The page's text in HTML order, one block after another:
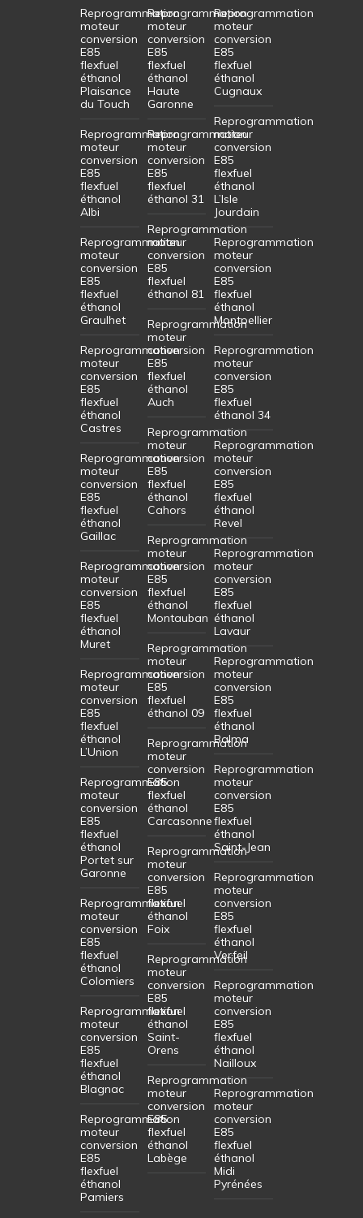
Reprogrammation
moteur
conversion
E85
flexfuel
éthanol
Plaisance
du Touch
Reprogrammation
moteur
conversion
E85
flexfuel
éthanol
Albi
Reprogrammation
moteur
conversion
E85
flexfuel
éthanol
Graulhet
Reprogrammation
moteur
conversion
E85
flexfuel
éthanol
Castres
Reprogrammation
moteur
conversion
E85
flexfuel
éthanol
Gaillac
Reprogrammation
moteur
conversion
E85
flexfuel
éthanol
Muret
Reprogrammation
moteur
conversion
E85
flexfuel
éthanol
L’Union
Reprogrammation
moteur
conversion
E85
flexfuel
éthanol
Portet sur
Garonne
Reprogrammation
moteur
conversion
E85
flexfuel
éthanol
Colomiers
Reprogrammation
moteur
conversion
E85
flexfuel
éthanol
Blagnac
Reprogrammation
moteur
conversion
E85
flexfuel
éthanol
Pamiers
Reprogrammation
moteur
conversion
E85
flexfuel
éthanol
Haute
Garonne
Reprogrammation
moteur
conversion
E85
flexfuel
éthanol 31
Reprogrammation
moteur
conversion
E85
flexfuel
éthanol 81
Reprogrammation
moteur
conversion
E85
flexfuel
éthanol
Auch
Reprogrammation
moteur
conversion
E85
flexfuel
éthanol
Cahors
Reprogrammation
moteur
conversion
E85
flexfuel
éthanol
Montauban
Reprogrammation
moteur
conversion
E85
flexfuel
éthanol 09
Reprogrammation
moteur
conversion
E85
flexfuel
éthanol
Carcasonne
Reprogrammation
moteur
conversion
E85
flexfuel
éthanol
Foix
Reprogrammation
moteur
conversion
E85
flexfuel
éthanol
Saint-
Orens
Reprogrammation
moteur
conversion
E85
flexfuel
éthanol
Labège
Reprogrammation
moteur
conversion
E85
flexfuel
éthanol
Cugnaux
Reprogrammation
moteur
conversion
E85
flexfuel
éthanol
L’Isle
Jourdain
Reprogrammation
moteur
conversion
E85
flexfuel
éthanol
Montpellier
Reprogrammation
moteur
conversion
E85
flexfuel
éthanol 34
Reprogrammation
moteur
conversion
E85
flexfuel
éthanol
Revel
Reprogrammation
moteur
conversion
E85
flexfuel
éthanol
Lavaur
Reprogrammation
moteur
conversion
E85
flexfuel
éthanol
Balma
Reprogrammation
moteur
conversion
E85
flexfuel
éthanol
Saint-Jean
Reprogrammation
moteur
conversion
E85
flexfuel
éthanol
Verfeil
Reprogrammation
moteur
conversion
E85
flexfuel
éthanol
Nailloux
Reprogrammation
moteur
conversion
E85
flexfuel
éthanol
Midi
Pyrénées